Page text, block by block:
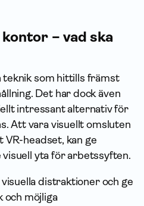
– vad ska
teknik som hittills främst
Det har dock även
intressant alternativ för
Att vara visuellt omsluten
VR-headset, kan ge
yta för arbetssyften.
distraktioner och ge
och möjliga